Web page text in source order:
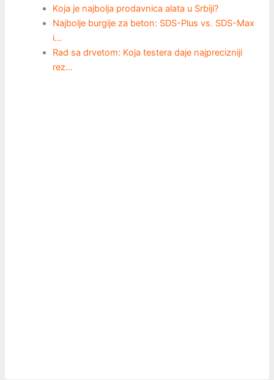
Koja je najbolja prodavnica alata u Srbiji?
Najbolje burgije za beton: SDS-Plus vs. SDS-Max
i…
Rad sa drvetom: Koja testera daje najprecizniji
rez…